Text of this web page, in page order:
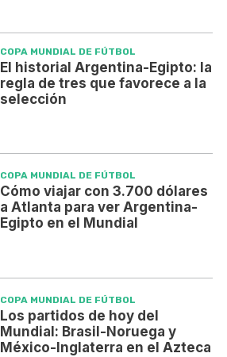
COPA MUNDIAL DE FÚTBOL
El historial Argentina-Egipto: la
regla de tres que favorece a la
selección
COPA MUNDIAL DE FÚTBOL
Cómo viajar con 3.700 dólares
a Atlanta para ver Argentina-
Egipto en el Mundial
COPA MUNDIAL DE FÚTBOL
Los partidos de hoy del
Mundial: Brasil-Noruega y
México-Inglaterra en el Azteca